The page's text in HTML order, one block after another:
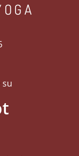
su